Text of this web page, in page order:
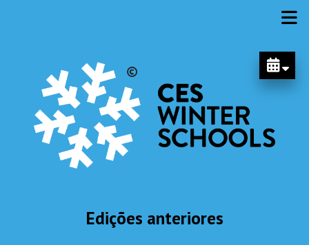
Edições anteriores